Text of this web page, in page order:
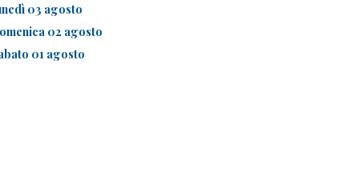
03 agosto
02 agosto
01 agosto